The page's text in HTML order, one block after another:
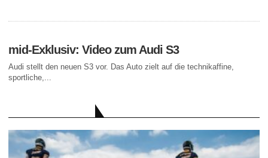
mid-Exklusiv: Video zum Audi S3
Audi stellt den neuen S3 vor. Das Auto zielt auf die technikaffine,
sportliche,...